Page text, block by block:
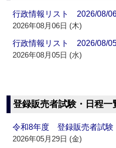
行政情報リスト 2026/08/
2026年08月06日 (木)
行政情報リスト 2026/08/
2026年08月05日 (水)
登録販売者試験・日程一
令和8年度 登録販売者試
2026年05月29日 (金)